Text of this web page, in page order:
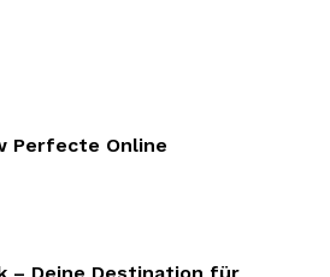
Perfecte Online